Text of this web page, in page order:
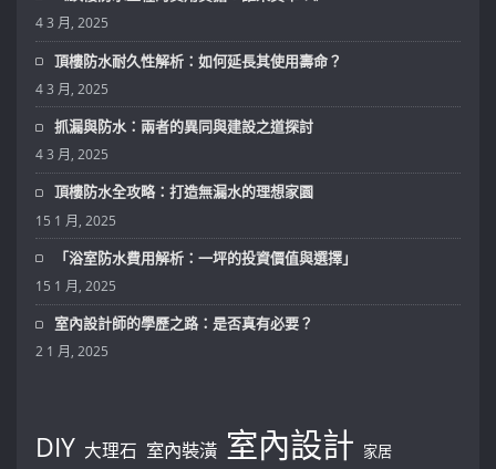
4 3 月, 2025
頂樓防水耐久性解析：如何延長其使用壽命？
4 3 月, 2025
抓漏與防水：兩者的異同與建設之道探討
4 3 月, 2025
頂樓防水全攻略：打造無漏水的理想家園
15 1 月, 2025
「浴室防水費用解析：一坪的投資價值與選擇」
15 1 月, 2025
室內設計師的學歷之路：是否真有必要？
2 1 月, 2025
DIY 大理石 室內裝潢 室內設計 家居